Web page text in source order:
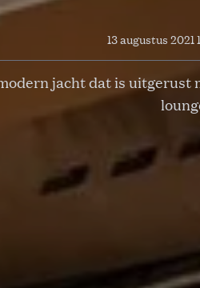
13 augustus 2021
jacht dat is uitgerust